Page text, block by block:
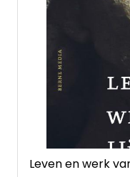
Leven en werk